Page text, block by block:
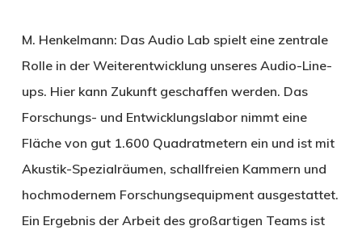
M. Henkelmann: Das Audio Lab spielt eine zentrale
Rolle in der Weiterentwicklung unseres Audio-Line-
ups. Hier kann Zukunft geschaffen werden. Das
Forschungs- und Entwicklungslabor nimmt eine
Fläche von gut 1.600 Quadratmetern ein und ist mit
Akustik-Spezialräumen, schallfreien Kammern und
hochmodernem Forschungsequipment ausgestattet.
Ein Ergebnis der Arbeit des großartigen Teams ist